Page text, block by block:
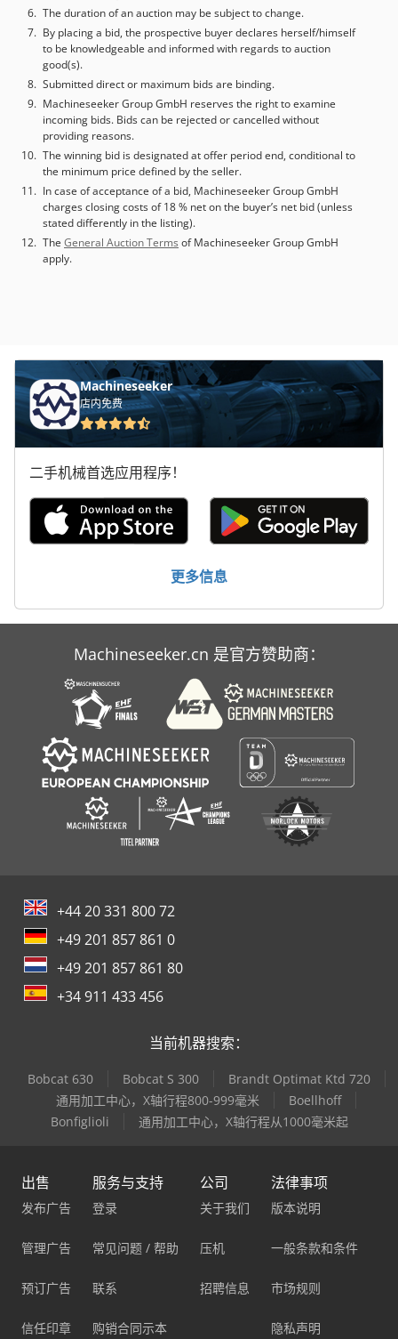
The duration of an auction may be subject to change.
By placing a bid, the prospective buyer declares herself/himself
to be knowledgeable and informed with regards to auction
good(s).
Submitted direct or maximum bids are binding.
Machineseeker Group GmbH reserves the right to examine
incoming bids. Bids can be rejected or cancelled without
providing reasons.
The winning bid is designated at offer period end, conditional to
the minimum price defined by the seller.
In case of acceptance of a bid, Machineseeker Group GmbH
charges closing costs of 18 % net on the buyer’s net bid (unless
stated differently in the listing).
The General Auction Terms of Machineseeker Group GmbH
apply.
Machineseeker
店内免费
二手机械首选应用程序！
更多信息
Machineseeker.cn 是官方赞助商：
+44 20 331 800 72
+49 201 857 861 0
+49 201 857 861 80
+34 911 433 456
当前机器搜索：
Bobcat 630 Bobcat S 300
Brandt Optimat Ktd 720
通用加工中心，X轴行程800-999毫米
Boellhoff
Bonfiglioli
通用加工中心，X轴行程从1000毫米起
出售
发布广告
管理广告
预订广告
信任印章
服务与支持
登录
常见问题 / 帮助
联系
购销合同示本
公司
关于我们
压机
招聘信息
法律事项
版本说明
一般条款和条件
市场规则
隐私声明